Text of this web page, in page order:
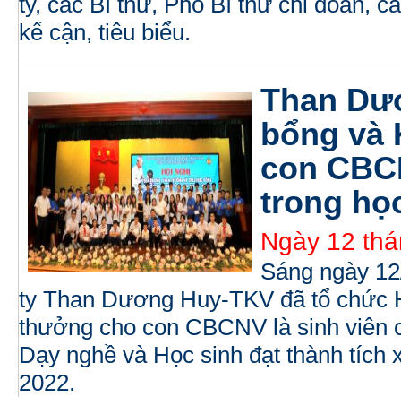
kế cận, tiêu biểu.
Than
bổng và
con
trong
Ngày 12
Sáng ngày
ty Than Dương Huy-TKV đã tổ chức
thưởng cho con CBCNV là sinh
Dạy nghề và Học sinh đạt thành tích
2022.